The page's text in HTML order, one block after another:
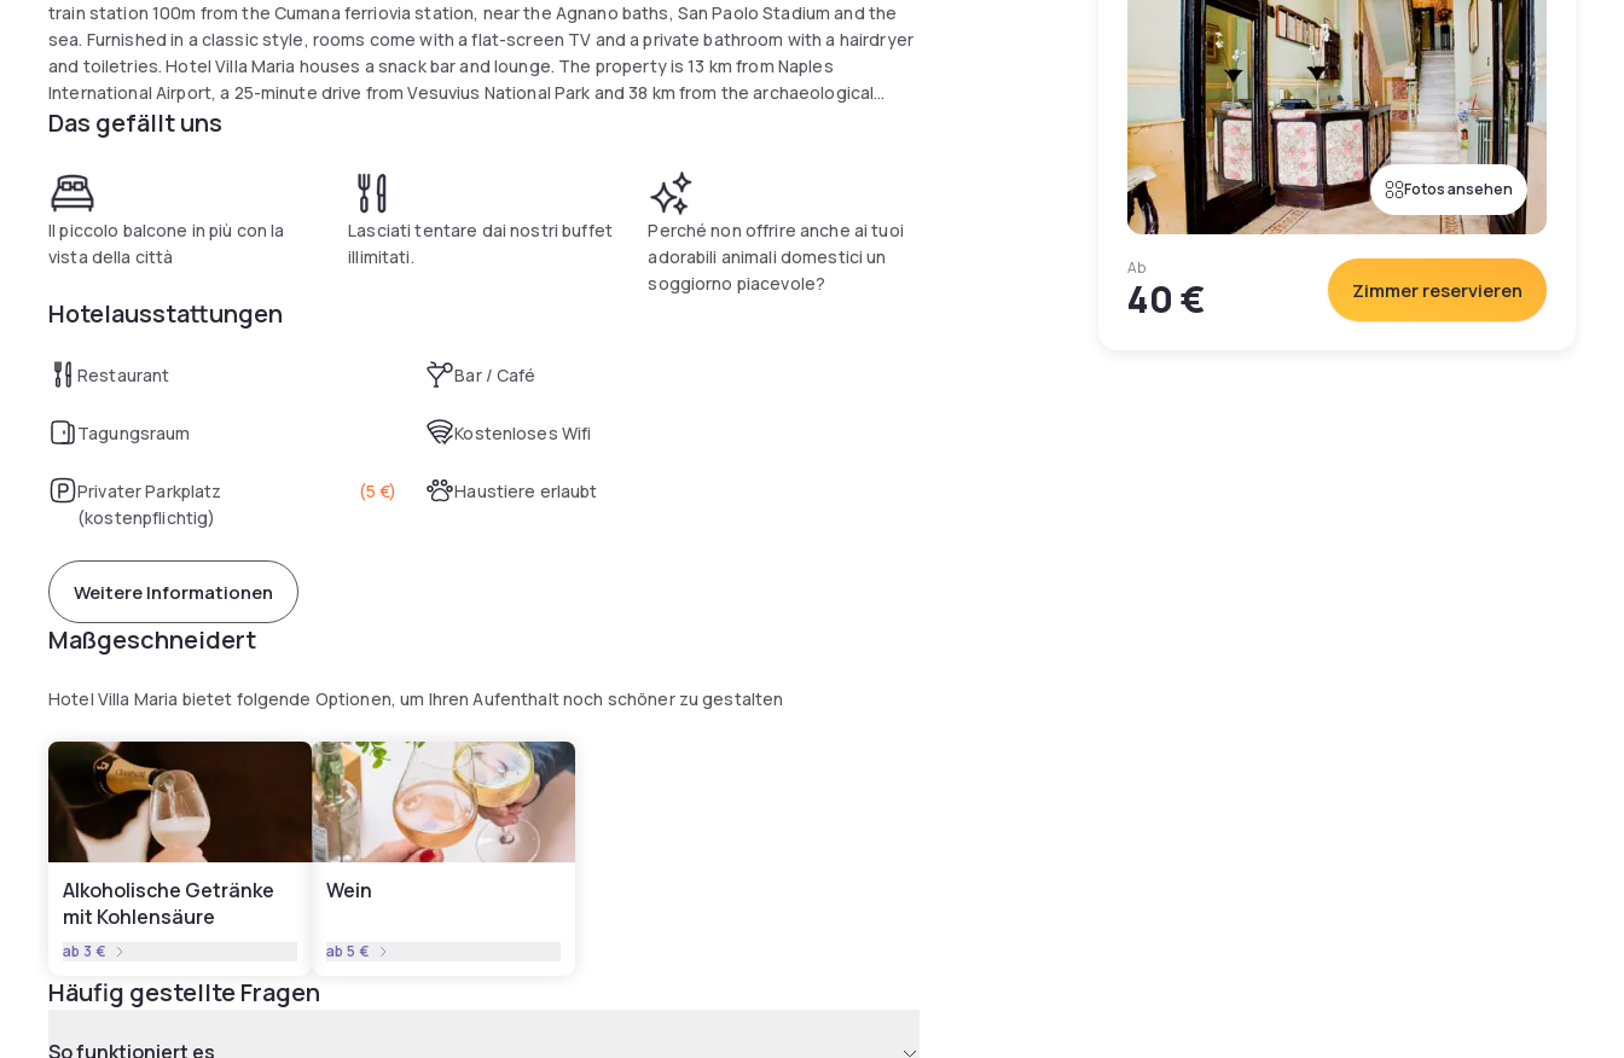
train station 100m from the Cumana ferriovia station, near the Agnano baths, San Paolo Stadium and the
sea. Furnished in a classic style, rooms come with a flat-screen TV and a private bathroom with a hairdryer
and toiletries. Hotel Villa Maria houses a snack bar and lounge. The property is 13 km from Naples
International Airport, a 25-minute drive from Vesuvius National Park and 38 km from the archaeological
excavations of Pompeii. Fuorigrotta - Zona Fiera is a great choice for travelers interested in: walking,
ancient monuments and sites, and good food.
Das gefällt uns
Il piccolo balcone in più con la
vista della città
Lasciati tentare dai nostri buffet
illimitati.
Perché non offrire anche ai tuoi
adorabili animali domestici un
soggiorno piacevole?
Hotelausstattungen
Restaurant Bar / Café
Tagungsraum Kostenloses Wifi
Privater Parkplatz
(kostenpflichtig)
(5 €) Haustiere erlaubt
Weitere Informationen
Maßgeschneidert
Hotel Villa Maria bietet folgende Optionen, um Ihren Aufenthalt noch schöner zu gestalten
Alkoholische Getränke
mit Kohlensäure
ab 3 €
Wein
ab5 €
Häufig gestellte Fragen
So funktioniert es
Fotos ansehen
Ab
40 € Zimmer reservieren